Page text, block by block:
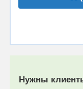
Нужны